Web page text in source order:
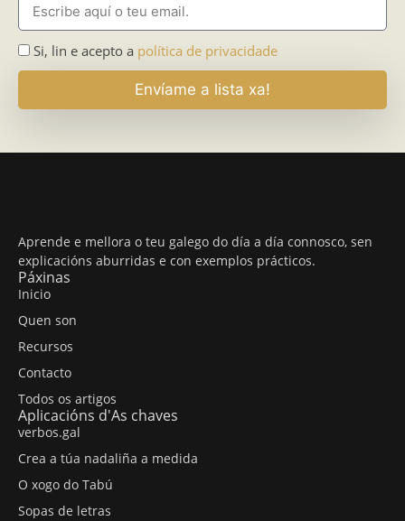
Si, lin e acepto a política de privacidade
Envíame a lista xa!
Aprende e mellora o teu galego do día a día connosco, sen
explicacións aburridas e con exemplos prácticos.
Páxinas
Inicio
Quen son
Recursos
Contacto
Todos os artigos
Aplicacións d'As chaves
verbos.gal
Crea a túa nadaliña a medida
O xogo do Tabú
Sopas de letras